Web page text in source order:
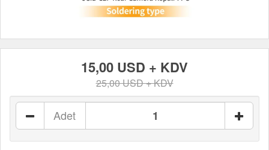
15,00 USD + KDV
25,00 USD + KDV
Adet